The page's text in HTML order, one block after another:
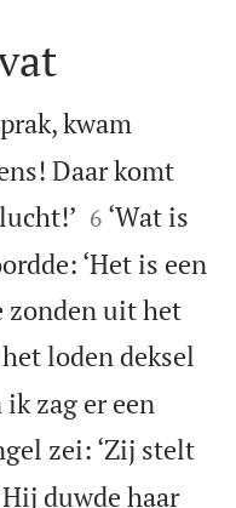
kwam
Daar komt


6 ‘Wat is
‘Het is een
zonden uit het
loden deksel
zag er een
zei: ‘Zij stelt
duwde haar